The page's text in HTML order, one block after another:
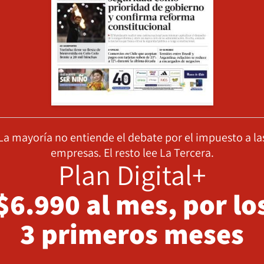
mayoría no entiende el debate por el impuesto a
empresas. El resto lee La Tercera.
Plan Digital+
al mes, por
3 primeros meses